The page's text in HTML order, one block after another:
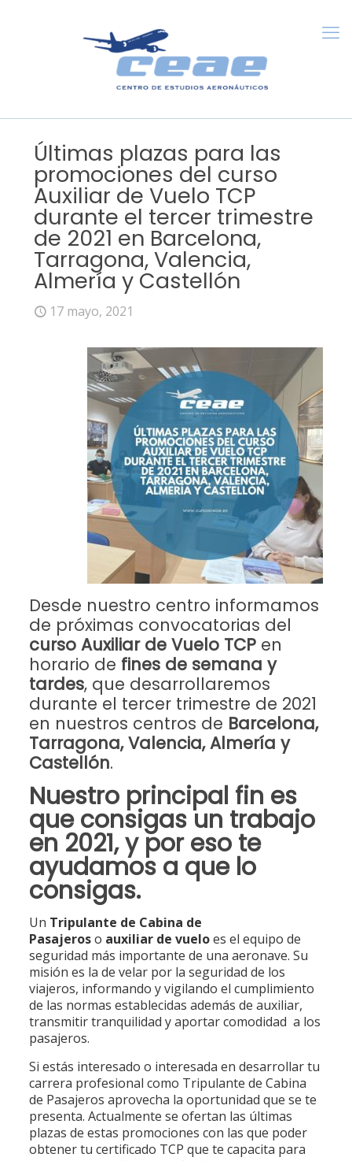
Últimas plazas para las
promociones del curso
Auxiliar de Vuelo TCP
durante el tercer trimestre
de 2021 en Barcelona,
Tarragona, Valencia,
Almería y Castellón
17 mayo, 2021
Desde nuestro centro informamos
de próximas convocatorias del
curso Auxiliar de Vuelo TCP en
horario de fines de semana y
tardes, que desarrollaremos
durante el tercer trimestre de 2021
en nuestros centros de Barcelona,
Tarragona, Valencia, Almería y
Castellón.
Nuestro principal fin es
que consigas un trabajo
en 2021, y por eso te
ayudamos a que lo
consigas.
Un Tripulante de Cabina de
Pasajeroso auxiliar de vueloes el equipo de
seguridad más importante de una aeronave. Su
misión es la de velar por la seguridad de los
viajeros, informando y vigilando el cumplimiento
de las normas establecidas además de auxiliar,
transmitir tranquilidad y aportar comodidad a los
pasajeros.
Si estás interesado o interesada en desarrollar tu
carrera profesional como Tripulante de Cabina
de Pasajeros aprovecha la oportunidad que se te
presenta. Actualmente se ofertan las últimas
plazas de estas promociones con las que poder
obtener tu certificado TCP que te capacita para